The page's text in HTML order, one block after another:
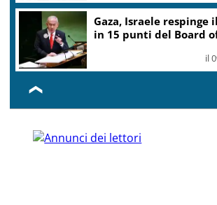
Gaza, Israele respinge
in 15 punti del Board
il
❮